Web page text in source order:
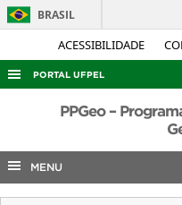
ACESSIBILIDADE
BRASIL
PORTAL UFPEL
ACESSO À INFORMAÇÃO
COBALTO
CONCURSOS
PPGeo –
MENU